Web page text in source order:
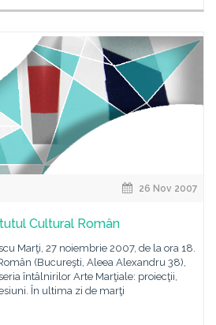
26 Nov 2007
Cultural Român
Marţi, 27 noiembrie 2007, de la ora 18.
(Bucureşti, Aleea Alexandru 38),
întâlnirilor Arte Marţiale: proiecţii,
În ultima zi de marţi